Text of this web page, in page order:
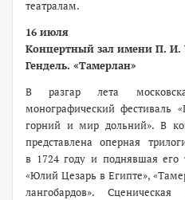
театралам.
16 июля
Концертный зал имени П. И.
Гендель. «Тамерлан»
В разгар лета
монографический фестиваль
горний и мир дольний». В
представлена оперная
в 1724 году и поднявшая его
«Юлий Цезарь в Египте»,
лангобардов».